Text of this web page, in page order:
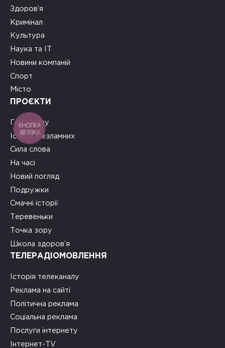
Здоров’я
Кримінал
Культура
Наука та ІТ
Новини компаній
Спорт
Місто
ПРОЄКТИ
Герої тилу
Історії Незламних
Сила слова
На часі
Новий погляд
Подружки
Смачні історії
Теревеньки
Точка зору
Школа здоров’я
ТЕЛЕРАДІОМОВЛЕННЯ
Історія телеканалу
Реклама на сайті
Політична реклама
Соціальна реклама
Послуги інтернету
Інтернет-TV
КНОПКА
ЗВ'ЯЗКУ